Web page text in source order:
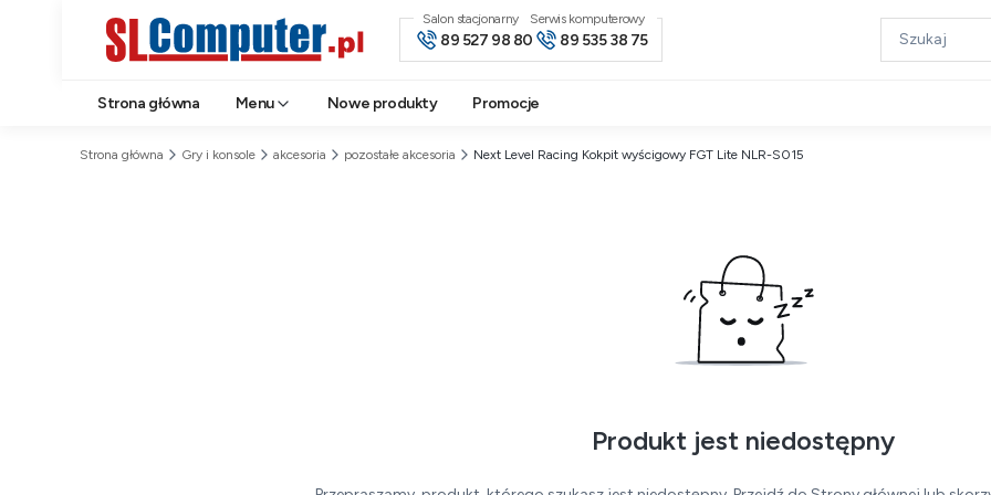
Salon stacjonarny
89 527 98 80 89 535 38 75
Strona główna Menu Nowe produkty Promocje
Strona główna Gry i konsole akcesoria pozostałe akcesoria Next Level Racing Kokpit wyścigowy FGT Lite NLR-S015
Produkt jest niedostępny